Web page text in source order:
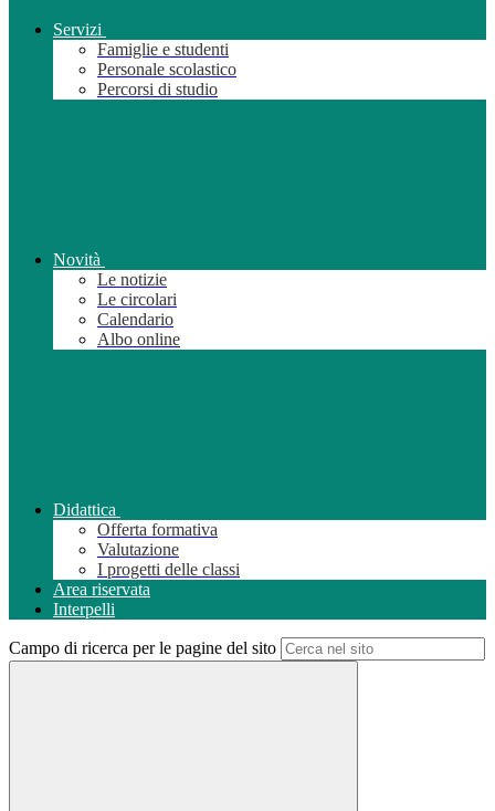
Servizi
Famiglie e studenti
Personale scolastico
Percorsi di studio
Novità
Le notizie
Le circolari
Calendario
Albo online
Didattica
Offerta formativa
Valutazione
I progetti delle classi
Area riservata
Interpelli
Campo di ricerca per le pagine del sito